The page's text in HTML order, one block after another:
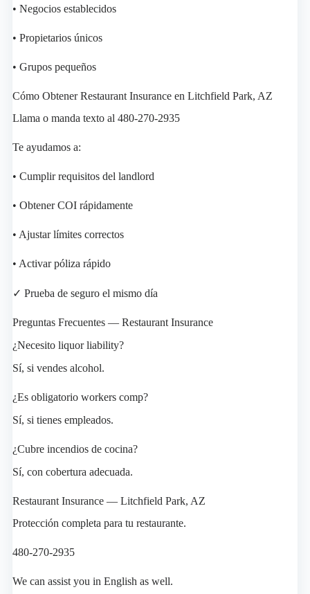
• Negocios establecidos
• Propietarios únicos
• Grupos pequeños
Cómo Obtener Restaurant Insurance en Litchfield Park, AZ
Llama o manda texto al 480-270-2935
Te ayudamos a:
• Cumplir requisitos del landlord
• Obtener COI rápidamente
• Ajustar límites correctos
• Activar póliza rápido
✓ Prueba de seguro el mismo día
Preguntas Frecuentes — Restaurant Insurance
¿Necesito liquor liability?
Sí, si vendes alcohol.
¿Es obligatorio workers comp?
Sí, si tienes empleados.
¿Cubre incendios de cocina?
Sí, con cobertura adecuada.
Restaurant Insurance — Litchfield Park, AZ
Protección completa para tu restaurante.
480-270-2935
We can assist you in English as well.